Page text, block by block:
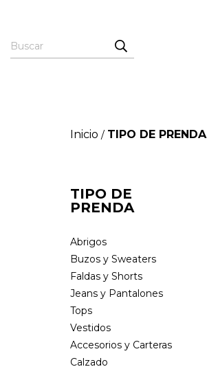
Inicio / TIPO DE PRENDA
TIPO DE
PRENDA
Abrigos
Buzos y Sweaters
Faldas y Shorts
Jeans y Pantalones
Tops
Vestidos
Accesorios y Carteras
Calzado